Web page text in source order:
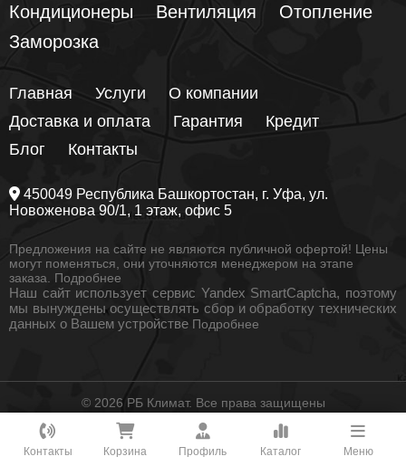
Кондиционеры Вентиляция
Отопление
Заморозка
Главная Услуги
О компании
Доставка и оплата
Гарантия
Кредит
Блог
Контакты
450049 Республика Башкортостан, г. Уфа, ул.
Новоженова 90/1, 1 этаж, офис 5
Предложения на сайте не являются публичной офертой! Цены
могут поменяться, они уточняются менеджером на этапе
заказа. Подробнее
Наш сайт использует сервис Yandex SmartCaptcha, поэтому
мы вынуждены осуществлять сбор и обработку технических
данных о Вашем устройстве Подробнее
© 2026 РБ Климат. Все права защищены
Контакты
Как вам удобнее с нами связаться?
Корзина Профиль Каталог Меню